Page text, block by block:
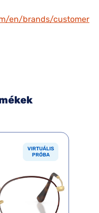
en/brands/customer
VIRTUÁLIS
PRÓBA